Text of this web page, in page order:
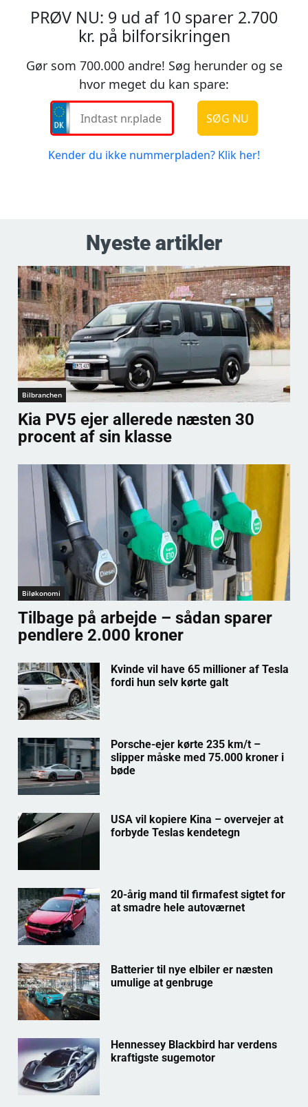
Nyeste artikler
Bilbranchen
Kia PV5 ejer allerede næsten 30
procent af sin klasse
Biløkonomi
Tilbage på arbejde – sådan sparer
pendlere 2.000 kroner
Kvinde vil have 65 millioner af Tesla
fordi hun selv kørte galt
Porsche-ejer kørte 235 km/t –
slipper måske med 75.000 kroner i
bøde
USA vil kopiere Kina – overvejer at
forbyde Teslas kendetegn
20-årig mand til firmafest sigtet for
at smadre hele autoværnet
Batterier til nye elbiler er næsten
umulige at genbruge
Hennessey Blackbird har verdens
kraftigste sugemotor